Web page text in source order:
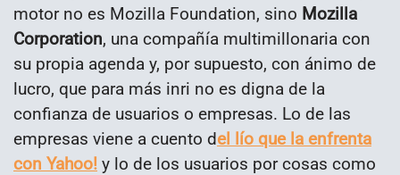
motor no es Mozilla Foundation, sino Mozilla
Corporation, una compañía multimillonaria con
su propia agenda y, por supuesto, con ánimo de
lucro, que para más inri no es digna de la
confianza de usuarios o empresas. Lo de las
empresas viene a cuento del lío que la enfrenta
con Yahoo! y lo de los usuarios por cosas como